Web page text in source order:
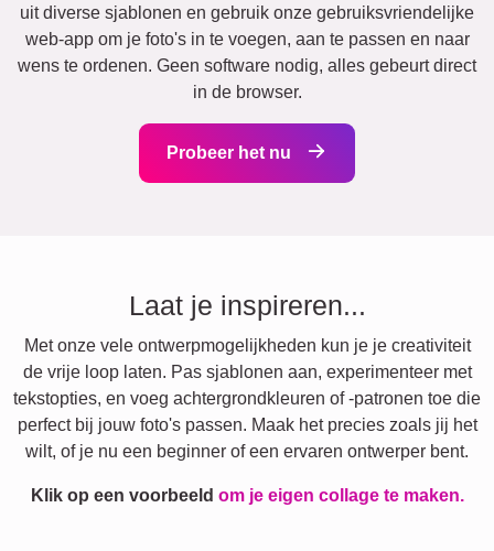
uit diverse sjablonen en gebruik onze gebruiksvriendelijke
web-app om je foto's in te voegen, aan te passen en naar
wens te ordenen. Geen software nodig, alles gebeurt direct
in de browser.
Probeer het nu
Laat je inspireren...
Met onze vele ontwerpmogelijkheden kun je je creativiteit
de vrije loop laten. Pas sjablonen aan, experimenteer met
tekstopties, en voeg achtergrondkleuren of -patronen toe die
perfect bij jouw foto's passen. Maak het precies zoals jij het
wilt, of je nu een beginner of een ervaren ontwerper bent.
Klik op een voorbeeld om je eigen collage te maken.